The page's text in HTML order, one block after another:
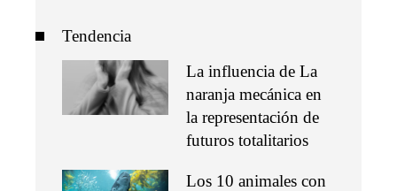
Tendencia
La influencia de La
naranja mecánica en
la representación de
futuros totalitarios
Los 10 animales con